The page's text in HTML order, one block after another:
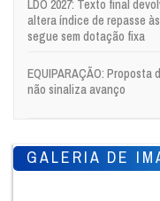
LDO 2027: Texto final
altera índice de repasse
segue sem dotação fixa
EQUIPARAÇÃO: Proposta
não sinaliza avanço
GALERIA DE